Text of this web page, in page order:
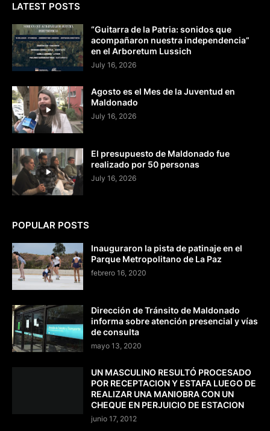
LATEST POSTS
“Guitarra de la Patria: sonidos que
acompañaron nuestra independencia”
en el Arboretum Lussich
July 16, 2026
Agosto es el Mes de la Juventud en
Maldonado
July 16, 2026
El presupuesto de Maldonado fue
realizado por 50 personas
July 16, 2026
POPULAR POSTS
Inauguraron la pista de patinaje en el
Parque Metropolitano de La Paz
febrero 16, 2020
Dirección de Tránsito de Maldonado
informa sobre atención presencial y vías
de consulta
mayo 13, 2020
UN MASCULINO RESULTÓ PROCESADO
POR RECEPTACION Y ESTAFA LUEGO DE
REALIZAR UNA MANIOBRA CON UN
CHEQUE EN PERJUICIO DE ESTACION
junio 17, 2012